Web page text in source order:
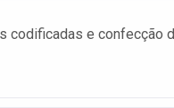
codificadas e confecção